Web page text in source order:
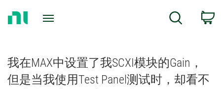
Search
我在MAX中设置了我SCXI模块的Gain，
但是当我使用Test Panel测试时，却看不